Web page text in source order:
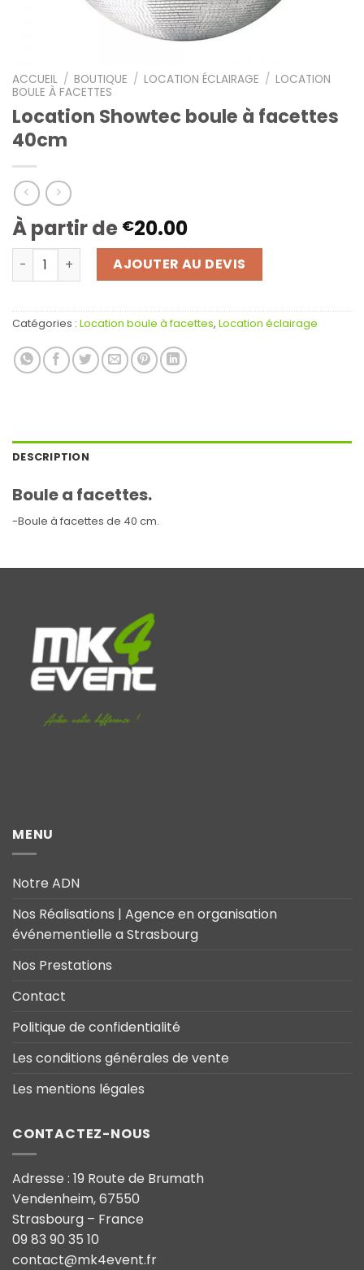
ACCUEIL / BOUTIQUE / LOCATION ÉCLAIRAGE / LOCATION
BOULE À FACETTES
Location Showtec boule à facettes
40cm
À partir de €20.00
quantité de Location Showtec boule à facettes 40cm
AJOUTER AU DEVIS
Catégories : Location boule à facettes, Location éclairage
DESCRIPTION
Boule a facettes.
-Boule à facettes de 40 cm.
MENU
Notre ADN
Nos Réalisations | Agence en organisation
événementielle a Strasbourg
Nos Prestations
Contact
Politique de confidentialité
Les conditions générales de vente
Les mentions légales
CONTACTEZ-NOUS
Adresse : 19 Route de Brumath
Vendenheim, 67550
Strasbourg – France
09 83 90 35 10
contact@mk4event.fr